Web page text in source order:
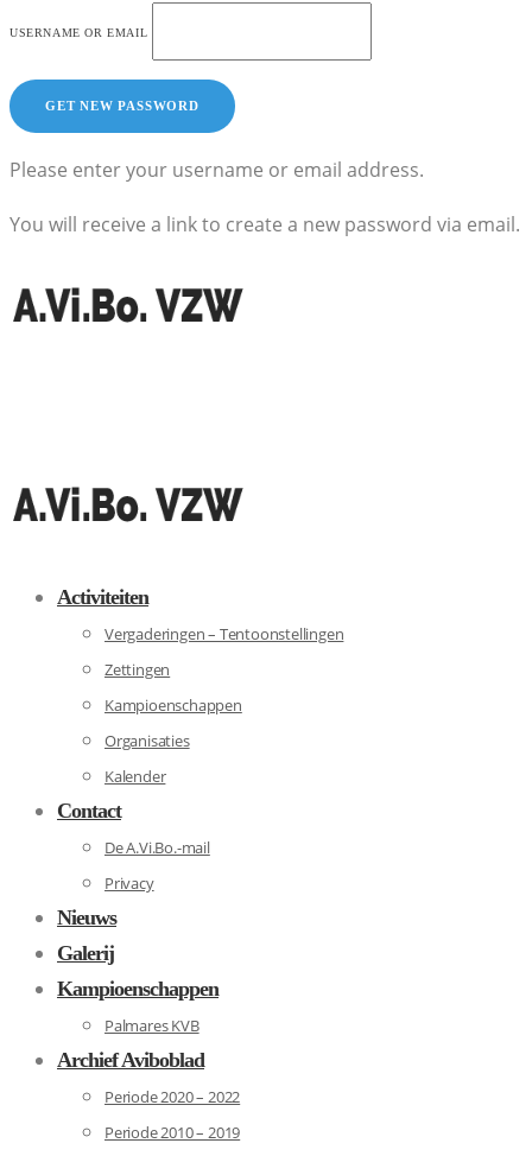
USERNAME OR EMAIL
Please enter your username or email address.
You will receive a link to create a new password via email.
Activiteiten
Vergaderingen – Tentoonstellingen
Zettingen
Kampioenschappen
Organisaties
Kalender
Contact
De A.Vi.Bo.-mail
Privacy
Nieuws
Galerij
Kampioenschappen
Palmares KVB
Archief Aviboblad
Periode 2020 – 2022
Periode 2010 – 2019